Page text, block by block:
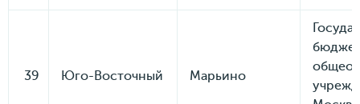
39 Юго-Восточный Марьино